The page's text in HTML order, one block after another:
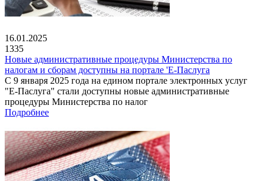
16.01.2025
1335
Новые административные процедуры Министерства по
налогам и сборам доступны на портале 'Е-Паслуга
С 9 января 2025 года на едином портале электронных услуг
"Е-Паслуга" стали доступны новые административные
процедуры Министерства по налог
Подробнее